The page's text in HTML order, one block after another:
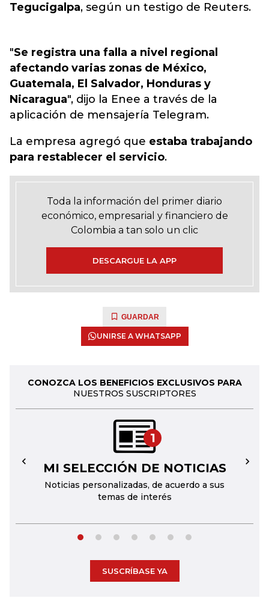
Tegucigalpa, según un testigo de Reuters.
"Se registra una falla a nivel regional
afectando varias zonas de México,
Guatemala, El Salvador, Honduras y
Nicaragua", dijo la Enee a través de la
aplicación de mensajería Telegram.
La empresa agregó que estaba trabajando
para restablecer el servicio.
Toda la información del primer diario
económico, empresarial y financiero de
Colombia a tan solo un clic
DESCARGUE LA APP
GUARDAR
UNIRSE A WHATSAPP
CONOZCA LOS BENEFICIOS EXCLUSIVOS PARA
NUESTROS SUSCRIPTORES
1
MI SELECCIÓN DE NOTICIAS
Noticias personalizadas, de acuerdo a sus
temas de interés
← →
SUSCRÍBASE YA